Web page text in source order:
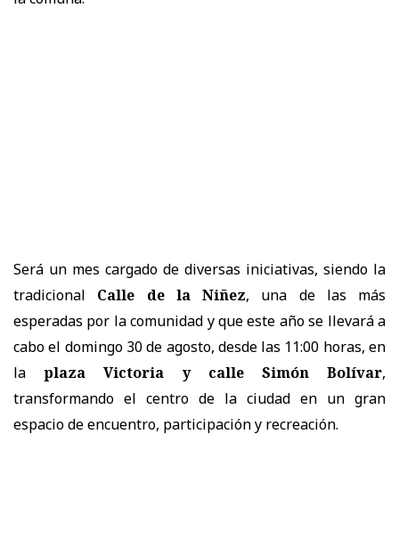
Será un mes cargado de diversas iniciativas, siendo la
tradicional
Calle de la Niñez, una de las más
esperadas por la comunidad y que este año se llevará a
cabo el domingo 30 de agosto, desde las 11:00 horas, en
la
plaza Victoria y calle Simón Bolívar,
transformando el centro de la ciudad en un gran
espacio de encuentro, participación y recreación.